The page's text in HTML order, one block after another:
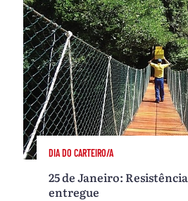
DIA DO CARTEIRO/A
25 de Janeiro:
entregue